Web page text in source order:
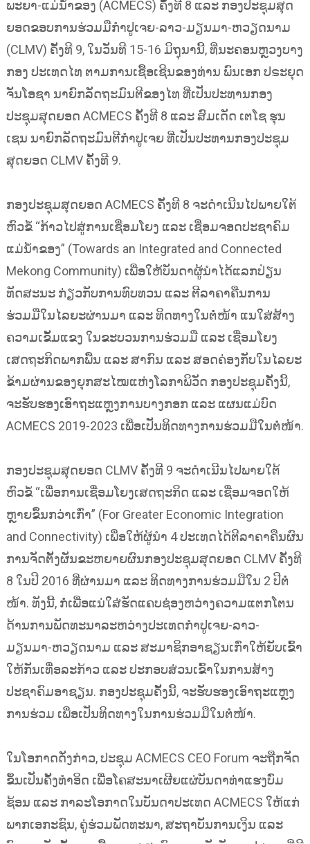
ພະຍາ-ແມ່ນ້ຳຂອງ (ACMECS) ຄັ້ງທີ 8 ແລະ ກອງປະຊຸມສຸດ
ຍອດຂອບການຮ່ວມມືກຳປູເຈຍ-ລາວ-ມຽນມາ-ຫວຽດນາມ
(CLMV) ຄັ້ງທີ 9, ໃນວັນທີ 15-16 ມິຖຸນານີ້, ທີ່ນະຄອນຫຼວງບາງ
ກອງ ປະເທດໄທ ຕາມການເຊື້ອເຊີນຂອງທ່ານ ພົນເອກ ປຣະຍຸດ
ຈັນໂອຊາ ນາຍົກລັດຖະມົນຕີຂອງໄທ ທີ່ເປັນປະທານກອງ
ປະຊຸມສຸດຍອດ ACMECS ຄັ້ງທີ 8 ແລະ ສົມເດັດ ເຕໂຊ ຮຸນ
ເຊນ ນາຍົກລັດຖະມົນຕີກຳປູເຈຍ ທີ່ເປັນປະທານກອງປະຊຸມ
ສຸດຍອດ CLMV ຄັ້ງທີ 9.
ກອງປະຊຸມສຸດຍອດ ACMECS ຄັ້ງທີ 8 ຈະດຳເນີນໄປພາຍໃຕ້
ຫົວຂໍ້ “ກ້າວໄປສູ່ການເຊື່ອມໂຍງ ແລະ ເຊື່ອມຈອດປະຊາຄົມ
ແມ່ນ້ຳຂອງ” (Towards an Integrated and Connected
Mekong Community) ເພື່ອໃຫ້ບັນດາຜູ້ນຳໄດ້ແລກປ່ຽນ
ທັດສະນະ ກ່ຽວກັບການທົບທວນ ແລະ ຕີລາຄາຄືນການ
ຮ່ວມມືໃນໄລຍະຜ່ານມາ ແລະ ທິດທາງໃນຕໍ່ໜ້າ ແນໃສ່ສ້າງ
ຄວາມເຂັ້ມແຂງ ໃນຂະບວນການຮ່ວມມື ແລະ ເຊື່ອມໂຍງ
ເສດຖະກິດພາກພື້ນ ແລະ ສາກົນ ແລະ ສອດຄ່ອງກັບໃນໄລຍະ
ຂ້າມຜ່ານຂອງຍຸກສະໄໝແຫ່ງໂລກາພິວັດ ກອງປະຊຸມຄັ້ງນີ້,
ຈະຮັບຮອງເອົາຖະແຫຼງການບາງກອກ ແລະ ແຜນແມ່ບົດ
ACMECS 2019-2023 ເພື່ອເປັນທິດທາງການຮ່ວມມືໃນຕໍ່ໜ້າ.
ກອງປະຊຸມສຸດຍອດ CLMV ຄັ້ງທີ 9 ຈະດຳເນີນໄປພາຍໃຕ້
ຫົວຂໍ້ “ເພື່ອການເຊື່ອມໂຍງເສດຖະກິດ ແລະ ເຊື່ອມຈອດໃຫ້
ຫຼາຍຂຶ້ນກວ່າເກົ່າ” (For Greater Economic Integration
and Connectivity) ເພື່ອໃຫ້ຜູ້ນຳ 4 ປະເທດໄດ້ຕີລາຄາຄືນຜົນ
ການຈັດຕັ້ງຜັນຂະຫຍາຍຜົນກອງປະຊຸມສຸດຍອດ CLMV ຄັ້ງທີ
8 ໃນປີ 2016 ທີ່ຜ່ານມາ ແລະ ທິດທາງການຮ່ວມມືໃນ 2 ປີຕໍ່
ໜ້າ. ທັງນີ້, ກໍ່ເພື່ອແນ່ໃສ່ຮັດແຄບຊ່ອງຫວ່າງຄວາມແຕກໂຕນ
ດ້ານການພັດທະນາລະຫວ່າງປະເທດກຳປູເຈຍ-ລາວ-
ມຽນມາ-ຫວຽດນາມ ແລະ ສະມາຊິກອາຊຽນເກົ່າໃຫ້ຍັບເຂົ້າ
ໃຫ້ກັນເທື່ອລະກ້າວ ແລະ ປະກອບສ່ວນເຂົ້າໃນການສ້າງ
ປະຊາຄົມອາຊຽນ. ກອງປະຊຸມຄັ້ງນີ້, ຈະຮັບຮອງເອົາຖະແຫຼງ
ການຮ່ວມ ເພື່ອເປັນທິດທາງໃນການຮ່ວມມືໃນຕໍ່ໜ້າ.
ໃນໂອກາດດັ່ງກ່າວ, ປະຊຸມ ACMECS CEO Forum ຈະຖືກຈັດ
ຂຶ້ນເປັນຄັ້ງທຳອິດ ເພື່ອໂຄສະນາເຜີຍແຜ່ບັນດາທ່າແຮງບົ່ມ
ຊ້ອນ ແລະ ກາລະໂອກາດໃນບັນດາປະເທດ ACMECS ໃຫ້ແກ່
ພາກເອກະຊົນ, ຄູ່ຮ່ວມພັດທະນາ, ສະຖາບັນການເງິນ ແລະ